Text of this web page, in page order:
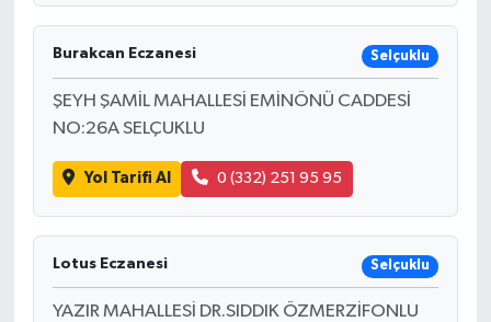
Burakcan Eczanesi Selçuklu
ŞEYH ŞAMİL MAHALLESİ EMİNÖNÜ CADDESİ
NO:26A SELÇUKLU
Yol Tarifi Al 0 (332) 251 95 95
Lotus Eczanesi Selçuklu
YAZIR MAHALLESİ DR.SIDDIK ÖZMERZİFONLU